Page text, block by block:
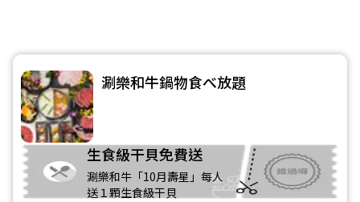
涮樂和牛鍋物食べ放題
生食級干貝免費送
涮樂和牛「10月壽星」每人
送１顆生食級干貝